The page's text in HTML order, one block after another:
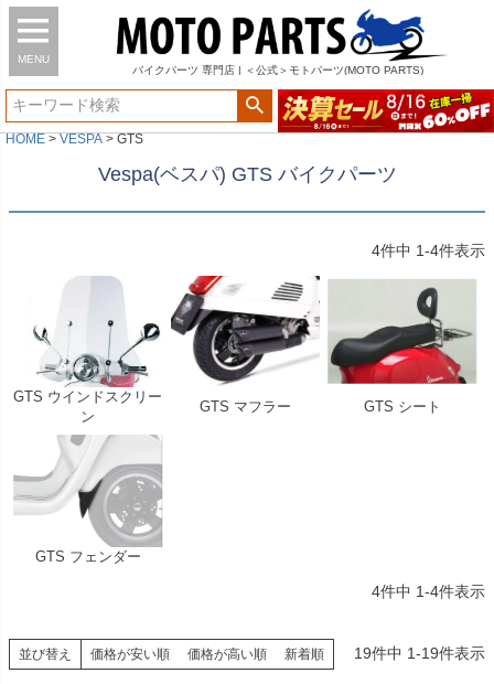
MENU
バイク パーツ 専門店 | ＜公式＞モトパーツ(MOTO PARTS)
HOME VESPA GTS
Vespa(ベスパ) GTS バイクパーツ
4件中 1-4件表示
GTS ウインドスクリー
ン
GTS マフラー GTS シート
GTS フェンダー
4件中 1-4件表示
並び替え 価格が安い順 価格が高い順 新着順 19件中 1-19件表示